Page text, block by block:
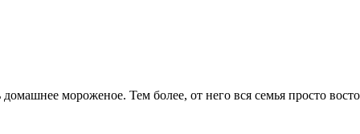
мороженое. Тем более, от него вся семья просто